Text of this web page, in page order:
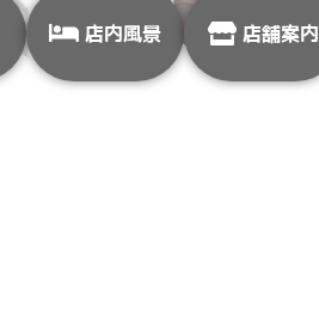
店内風景 店舗案内